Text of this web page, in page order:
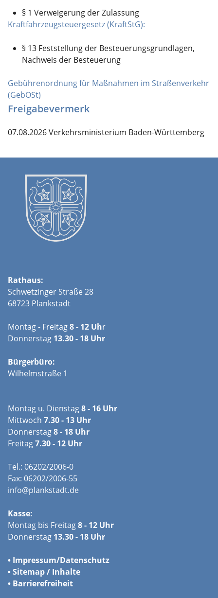
§ 1 Verweigerung der Zulassung
Kraftfahrzeugsteuergesetz (KraftStG):
§ 13 Feststellung der Besteuerungsgrundlagen,
Nachweis der Besteuerung
Gebührenordnung für Maßnahmen im Straßenverkehr
(GebOSt)
Freigabevermerk
07.08.2026 Verkehrsministerium Baden-Württemberg
Rathaus:
Schwetzinger Straße 28
68723 Plankstadt
Montag - Freitag8 - 12 Uhr
Donnerstag 13.30 - 18 Uhr
Bürgerbüro:
Wilhelmstraße 1
Montag u. Dienstag8 - 16 Uhr
Mittwoch 7.30 - 13 Uhr
Donnerstag8 - 18 Uhr
Freitag7.30 - 12 Uhr
Tel.: 06202/2006-0
Fax: 06202/2006-55
info@plankstadt.de
Kasse:
Montag bis Freitag8 - 12 Uhr
Donnerstag 13.30 - 18 Uhr
• Impressum/Datenschutz
•Sitemap / Inhalte
• Barrierefreiheit